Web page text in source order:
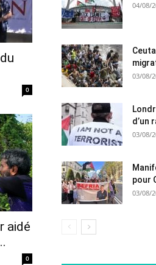
0
aidé
0
04/08/
03/08/
d’un
03/08/
pour
03/08/